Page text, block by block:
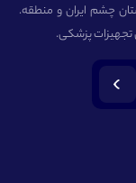
چشم ایران و منطقه.
پزشکی.